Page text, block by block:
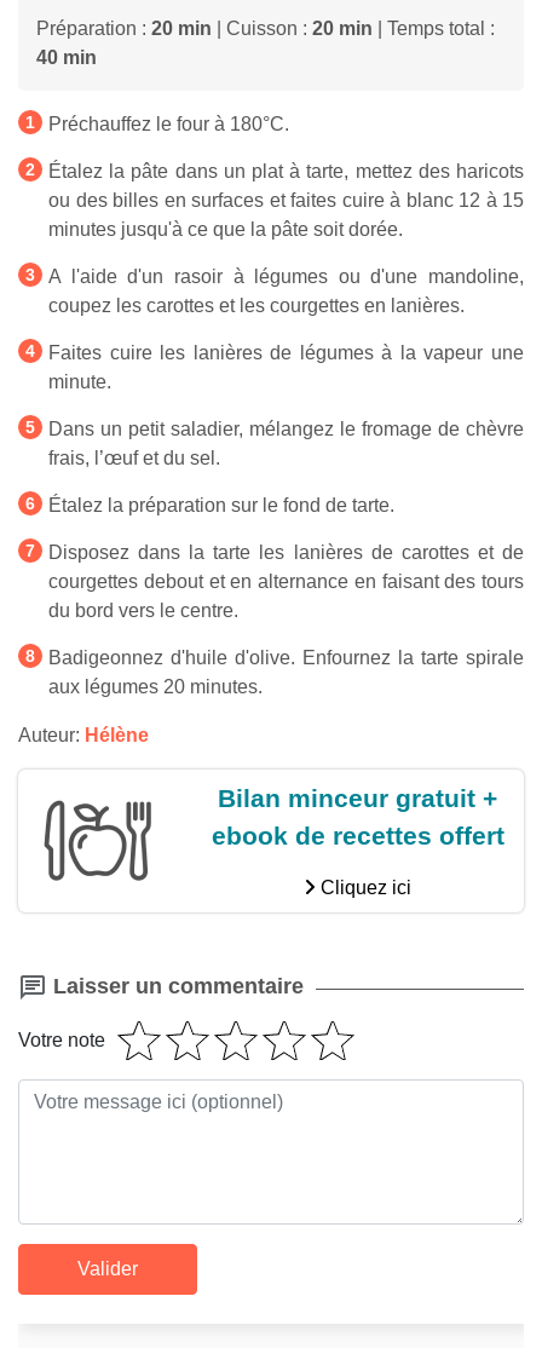
Préparation : 20 min | Cuisson : 20 min | Temps total :
40 min
Préchauffez le four à 180°C.
Étalez la pâte dans un plat à tarte, mettez des haricots
ou des billes en surfaces et faites cuire à blanc 12 à 15
minutes jusqu'à ce que la pâte soit dorée.
A l'aide d'un rasoir à légumes ou d'une mandoline,
coupez les carottes et les courgettes en lanières.
Faites cuire les lanières de légumes à la vapeur une
minute.
Dans un petit saladier, mélangez le fromage de chèvre
frais, l’œuf et du sel.
Étalez la préparation sur le fond de tarte.
Disposez dans la tarte les lanières de carottes et de
courgettes debout et en alternance en faisant des tours
du bord vers le centre.
Badigeonnez d'huile d'olive. Enfournez la tarte spirale
aux légumes 20 minutes.
Auteur: Hélène
Bilan minceur gratuit +
ebook de recettes offert
Cliquez ici
Laisser un commentaire
Votre note